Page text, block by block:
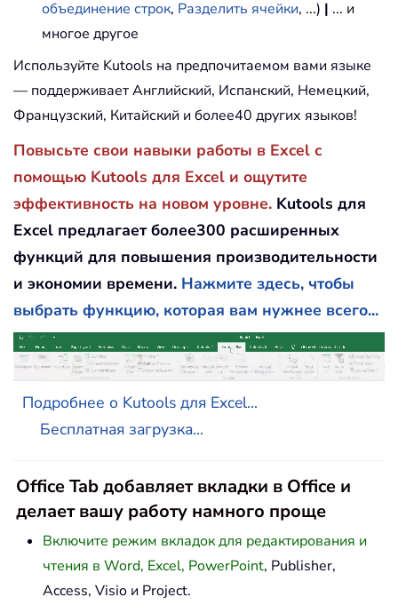
объединение строк, Разделить ячейки, ...) | ... и
многое другое
Используйте Kutools на предпочитаемом вами языке
— поддерживает Английский, Испанский, Немецкий,
Французский, Китайский и более40 других языков!
Повысьте свои навыки работы в Excel с
помощью Kutools для Excel и ощутите
эффективность на новом уровне. Kutools для
Excel предлагает более300 расширенных
функций для повышения производительности
и экономии времени. Нажмите здесь, чтобы
выбрать функцию, которая вам нужнее всего...
Подробнее о Kutools для Excel...
Бесплатная загрузка...
Office Tab добавляет вкладки в Office и
делает вашу работу намного проще
Включите режим вкладок для редактирования и
чтения в Word, Excel, PowerPoint, Publisher,
Access, Visio и Project.